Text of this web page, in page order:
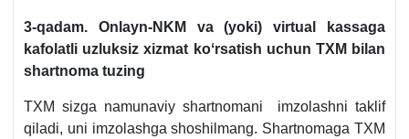
3-qadam. Onlayn-NKM va (yoki) virtual kassaga
kafolatli uzluksiz хizmat koʻrsatish uchun TXM bilan
shartnoma tuzing
TXM sizga namunaviy shartnomani
imzolashni taklif
qiladi, uni imzolashga shoshilmang. Shartnomaga TXM